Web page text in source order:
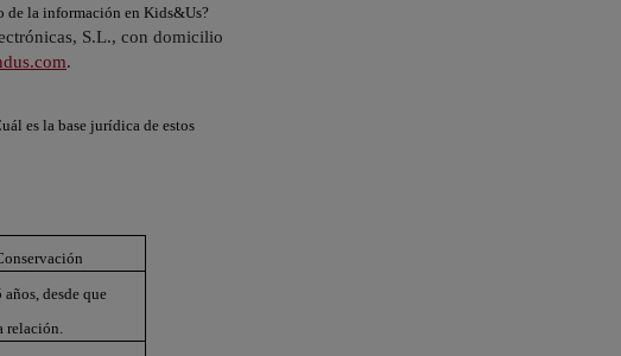
de la información en Kids&Us?
S.L., con domicilio
.
es la base jurídica de estos
años, desde que
relación.